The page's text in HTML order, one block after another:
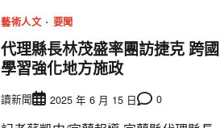
藝術人文 要聞
代理縣長林茂盛率團訪捷克 跨國
學習強化地方施政
讀新聞 2025 年 6 月 15 日 0